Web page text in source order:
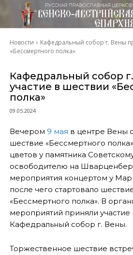
Новости
Кафедральный собор г. Вены
«Бессмертного полка»
Кафедральный собор
участие в шествии
полка»
09.05.2024
Вечером 9 мая в центре Вены
шествие «Бессмертного
цветов у памятника
освободителю на
мероприятия концертом у
после чего стартовало
«Бессмертного полка». В
мероприятий приняли
Кафедральный собор г. Вены.
Торжественное шествие